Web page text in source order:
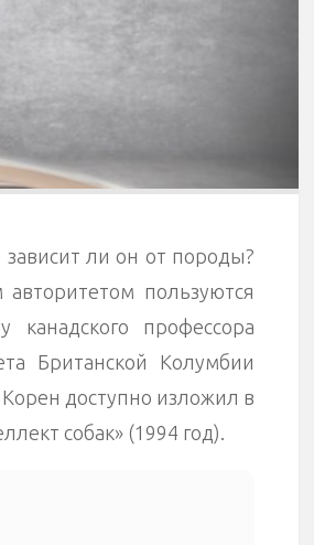
зависит ли он от породы?
пользуются
канадского профессора
Британской Колумбии
доступно изложил в
собак» (1994 год).